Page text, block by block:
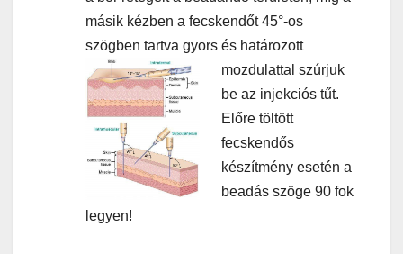
másik kézben a fecskendőt 45°-os
szögben tartva gyors és határozott
mozdulattal szúrjuk
be az injekciós tűt.
Előre töltött
fecskendős
készítmény esetén a
beadás szöge 90 fok
legyen!